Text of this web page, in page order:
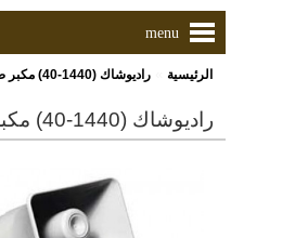
menu
الرئيسية راديوشاك (1440-40) مكبر صوت
راديوشاك (1440-40) مكبر صوت